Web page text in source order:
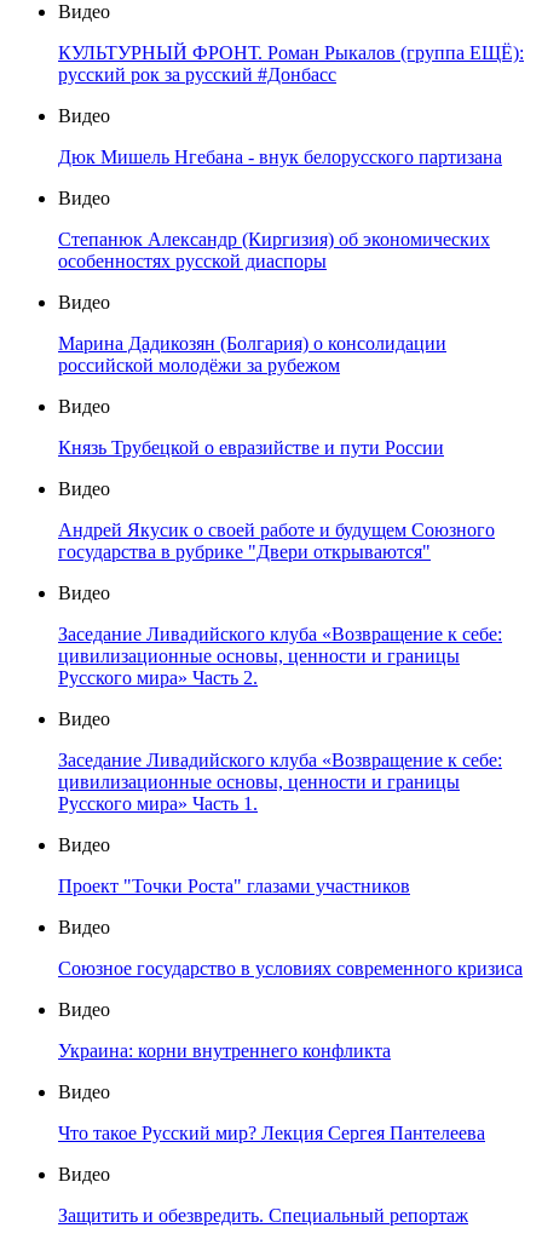
Видео
КУЛЬТУРНЫЙ ФРОНТ. Роман Рыкалов (группа ЕЩЁ):
русский рок за русский #Донбасс
Видео
Дюк Мишель Нгебана - внук белорусского партизана
Видео
Степанюк Александр (Киргизия) об экономических
особенностях русской диаспоры
Видео
Марина Дадикозян (Болгария) о консолидации
российской молодёжи за рубежом
Видео
Князь Трубецкой о евразийстве и пути России
Видео
Андрей Якусик о своей работе и будущем Союзного
государства в рубрике "Двери открываются"
Видео
Заседание Ливадийского клуба «Возвращение к себе:
цивилизационные основы, ценности и границы
Русского мира» Часть 2.
Видео
Заседание Ливадийского клуба «Возвращение к себе:
цивилизационные основы, ценности и границы
Русского мира» Часть 1.
Видео
Проект "Точки Роста" глазами участников
Видео
Союзное государство в условиях современного кризиса
Видео
Украина: корни внутреннего конфликта
Видео
Что такое Русский мир? Лекция Сергея Пантелеева
Видео
Защитить и обезвредить. Специальный репортаж